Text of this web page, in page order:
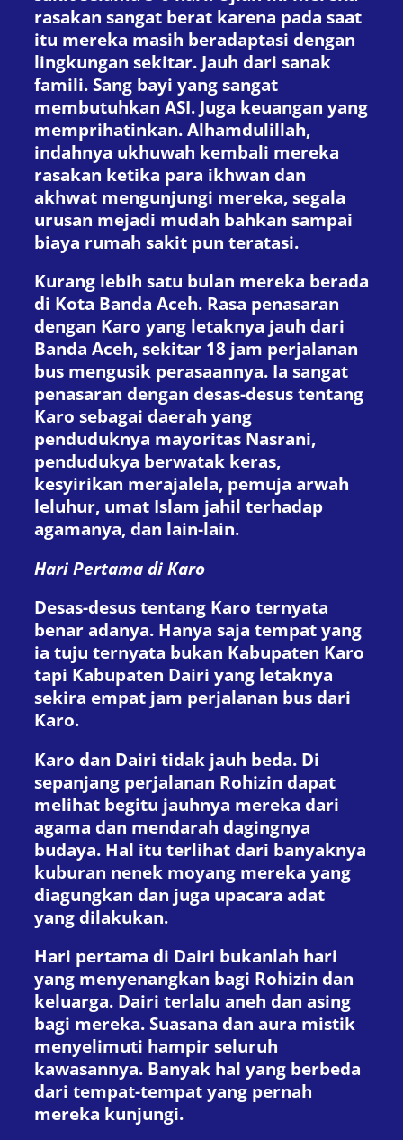
rasakan sangat berat karena pada saat
itu mereka masih beradaptasi dengan
lingkungan sekitar. Jauh dari sanak
famili. Sang bayi yang sangat
membutuhkan ASI. Juga keuangan yang
memprihatinkan. Alhamdulillah,
indahnya ukhuwah kembali mereka
rasakan ketika para ikhwan dan
akhwat mengunjungi mereka, segala
urusan mejadi mudah bahkan sampai
biaya rumah sakit pun teratasi.
Kurang lebih satu bulan mereka berada
di Kota Banda Aceh. Rasa penasaran
dengan Karo yang letaknya jauh dari
Banda Aceh, sekitar 18 jam perjalanan
bus mengusik perasaannya. Ia sangat
penasaran dengan desas-desus tentang
Karo sebagai daerah yang
penduduknya mayoritas Nasrani,
pendudukya berwatak keras,
kesyirikan merajalela, pemuja arwah
leluhur, umat Islam jahil terhadap
agamanya, dan lain-lain.
Hari Pertama di Karo
Desas-desus tentang Karo ternyata
benar adanya. Hanya saja tempat yang
ia tuju ternyata bukan Kabupaten Karo
tapi Kabupaten Dairi yang letaknya
sekira empat jam perjalanan bus dari
Karo.
Karo dan Dairi tidak jauh beda. Di
sepanjang perjalanan Rohizin dapat
melihat begitu jauhnya mereka dari
agama dan mendarah dagingnya
budaya. Hal itu terlihat dari banyaknya
kuburan nenek moyang mereka yang
diagungkan dan juga upacara adat
yang dilakukan.
Hari pertama di Dairi bukanlah hari
yang menyenangkan bagi Rohizin dan
keluarga. Dairi terlalu aneh dan asing
bagi mereka. Suasana dan aura mistik
menyelimuti hampir seluruh
kawasannya. Banyak hal yang berbeda
dari tempat-tempat yang pernah
mereka kunjungi.